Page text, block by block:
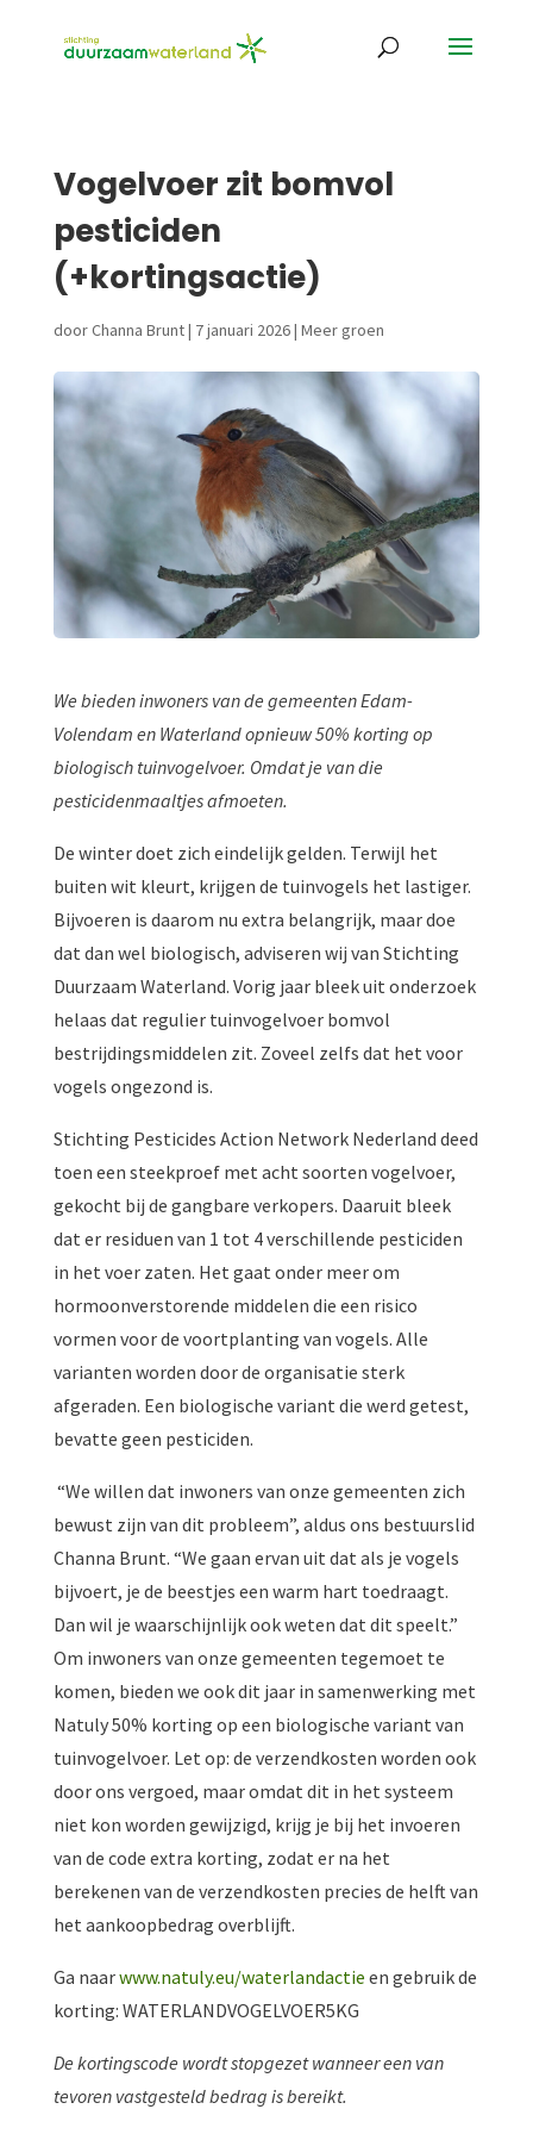
Vogelvoer zit bomvol
pesticiden
(+kortingsactie)
doorChanna Brunt| 7 januari 2026| Meer groen
We bieden inwoners van de gemeenten Edam-
Volendam en Waterland opnieuw 50% korting op
biologisch tuinvogelvoer. Omdat je van die
pesticidenmaaltjes afmoeten.
De winter doet zich eindelijk gelden. Terwijl het
buiten wit kleurt, krijgen de tuinvogels het lastiger.
Bijvoeren is daarom nu extra belangrijk, maar doe
dat dan wel biologisch, adviseren wij van Stichting
Duurzaam Waterland. Vorig jaar bleek uit onderzoek
helaas dat regulier tuinvogelvoer bomvol
bestrijdingsmiddelen zit. Zoveel zelfs dat het voor
vogels ongezond is.
Stichting Pesticides Action Network Nederland deed
toen een steekproef met acht soorten vogelvoer,
gekocht bij de gangbare verkopers. Daaruit bleek
dat er residuen van 1 tot 4 verschillende pesticiden
in het voer zaten. Het gaat onder meer om
hormoonverstorende middelen die een risico
vormen voor de voortplanting van vogels. Alle
varianten worden door de organisatie sterk
afgeraden. Een biologische variant die werd getest,
bevatte geen pesticiden.
“We willen dat inwoners van onze gemeenten zich
bewust zijn van dit probleem”, aldus ons bestuurslid
Channa Brunt. “We gaan ervan uit dat als je vogels
bijvoert, je de beestjes een warm hart toedraagt.
Dan wil je waarschijnlijk ook weten dat dit speelt.”
Om inwoners van onze gemeenten tegemoet te
komen, bieden we ook dit jaar in samenwerking met
Natuly 50% korting op een biologische variant van
tuinvogelvoer. Let op: de verzendkosten worden ook
door ons vergoed, maar omdat dit in het systeem
niet kon worden gewijzigd, krijg je bij het invoeren
van de code extra korting, zodat er na het
berekenen van de verzendkosten precies de helft van
het aankoopbedrag overblijft.
Ga naarwww.natuly.eu/waterlandactie en gebruik de
korting: WATERLANDVOGELVOER5KG
De kortingscode wordt stopgezet wanneer een van
tevoren vastgesteld bedrag is bereikt.